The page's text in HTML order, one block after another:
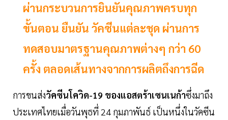
ผ่านกระบวนการยินยันคุณภาพครบทุก
ขั้นตอน ยืนยัน วัคซีนแต่ละชุด ผ่านการ
ทดสอบมาตรฐานคุณภาพต่างๆ กว่า 60
ครั้ง ตลอดเส้นทางจากการผลิตถึงการฉีด
การขนส่งวัคซีนโควิด-19 ของแอสตร้าเซนเนก้าซึ่งมาถึง
ประเทศไทยเมื่อวันพุธที่ 24 กุมภาพันธ์ เป็นหนึ่งในวัคซีน